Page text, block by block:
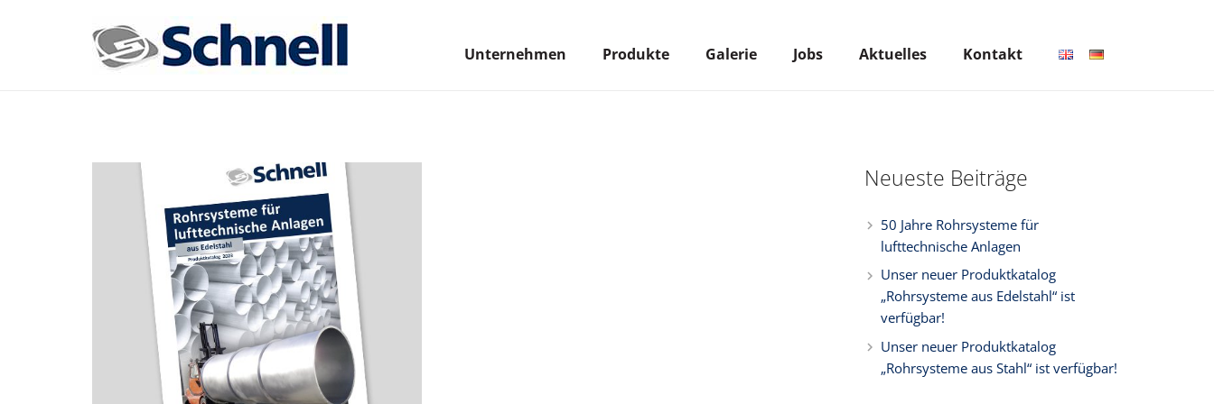
Unternehmen Produkte Galerie Jobs Aktuelles Kontakt
Neueste Beiträge
50 Jahre Rohrsysteme für
lufttechnische Anlagen
Unser neuer Produktkatalog
„Rohrsysteme aus Edelstahl“ ist
verfügbar!
Unser neuer Produktkatalog
„Rohrsysteme aus Stahl“ ist verfügbar!